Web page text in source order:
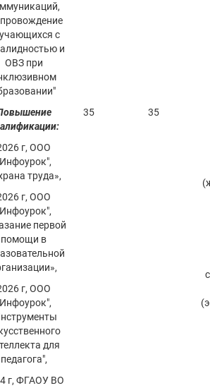
с
и
ОВЗ при
г, ООО
труда»,
г, ООО
первой
помощи в
г, ООО
для
педагога",
г, ФГАОУ ВО
35 35